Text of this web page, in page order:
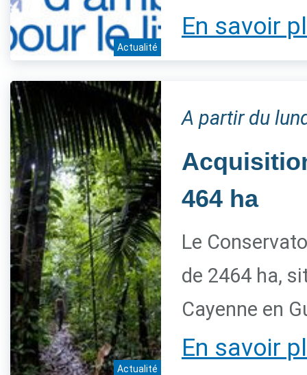
Actualité
En savoir
Actualité
A partir du
464 ha
Le
de 2464 ha,
Cayenne en
En savoir